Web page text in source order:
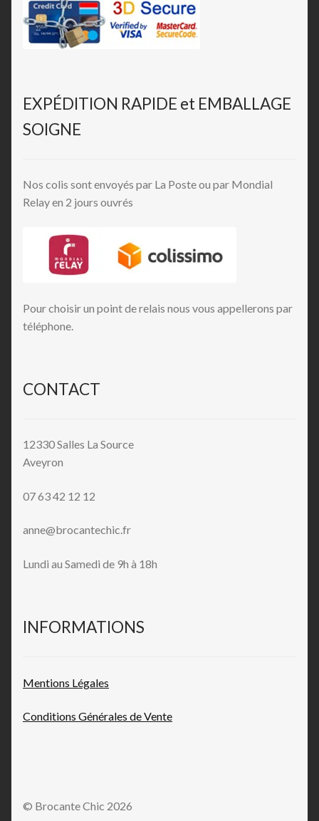
EXPÉDITION RAPIDE et EMBALLAGE
SOIGNE
Nos colis sont envoyés par La Poste ou par Mondial
Relay en 2 jours ouvrés
Pour choisir un point de relais nous vous appellerons par
téléphone.
CONTACT
12330 Salles La Source
Aveyron
07 63 42 12 12
anne@brocantechic.fr
Lundi au Samedi de 9h à 18h
INFORMATIONS
Mentions L égales
Conditions Générales deVente
© Brocante Chic 2026